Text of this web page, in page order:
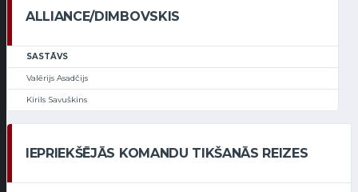
ALLIANCE/DIMBOVSKIS
SASTĀVS
Valērijs Asadčijs
Kirils Savuškins
IEPRIEKŠĒJĀS KOMANDU TIKŠANĀS REIZES